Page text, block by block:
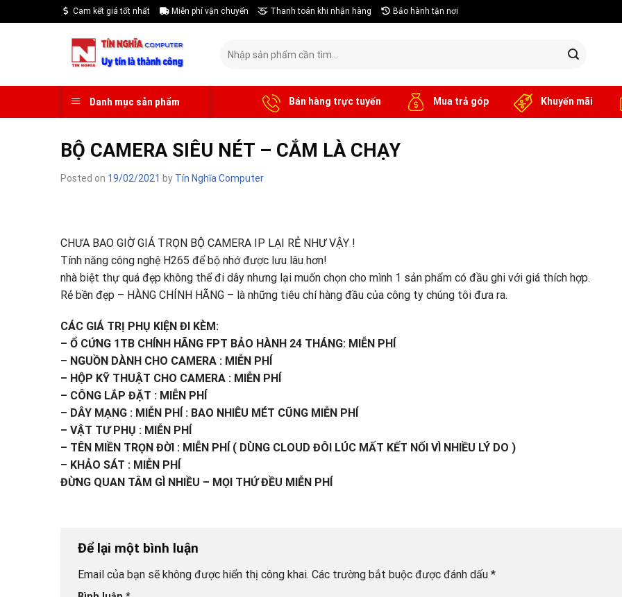
to
Cam kết giá tốt nhất Miễn phí vận chuyển Thanh toán khi nhận hàng Bảo hành tận nơi
kiếm:
Danh mục sản phẩm Bán hàng trực tuyến Mua trả góp Khuyến mãi
BỘ CAMERA SIÊU NÉT – CẮM LÀ CHẠY
Posted on 19/02/2021 by Tín Nghĩa Computer
CHƯA BAO GIỜ GIÁ TRỌN BỘ CAMERA IP LẠI RẺ NHƯ VẬY !
Tính năng công nghệ H265 để bộ nhớ được lưu lâu hơn!
nhà biệt thự quá đẹp không thể đi dây nhưng lại muốn chọn cho mình 1 sản phẩm có đầu ghi với giá thích hợp.
Rẻ bền đẹp – HÀNG CHÍNH HÃNG – là những tiêu chí hàng đầu của công ty chúng tôi đưa ra.
CÁC GIÁ TRỊ PHỤ KIỆN ĐI KÈM:
– Ổ CỨNG 1TB CHÍNH HÃNG FPT BẢO HÀNH 24 THÁNG: MIỄN PHÍ
– NGUỒN DÀNH CHO CAMERA : MIỄN PHÍ
– HỘP KỸ THUẬT CHO CAMERA : MIỄN PHÍ
– CÔNG LẮP ĐẶT : MIỄN PHÍ
– DÂY MẠNG : MIỄN PHÍ : BAO NHIÊU MÉT CŨNG MIỄN PHÍ
– VẬT TƯ PHỤ : MIỄN PHÍ
– TÊN MIỀN TRỌN ĐỜI : MIỄN PHÍ ( DÙNG CLOUD ĐÔI LÚC MẤT KẾT NỐI VÌ NHIỀU LÝ DO )
– KHẢO SÁT : MIỄN PHÍ
ĐỪNG QUAN TÂM GÌ NHIỀU – MỌI THỨ ĐỀU MIỄN PHÍ
Để lại một bình luận
Email của bạn sẽ không được hiển thị công khai. Các trường bắt buộc được đánh dấu *